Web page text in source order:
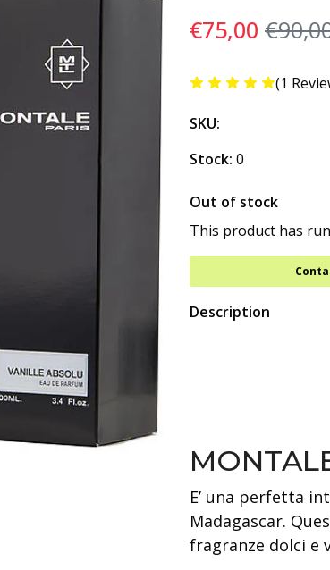
€75,00
(1
SKU:
Stock: 0
Out of stock
This product has
Description
E’ una perfetta
Madagascar.
fragranze dolci e